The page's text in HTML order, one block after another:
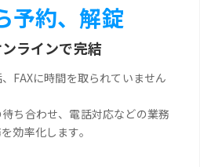
予約、解錠
ラインで完結
FAXに時間を取られていません
ち合わせ、電話対応などの業務
効率化します。